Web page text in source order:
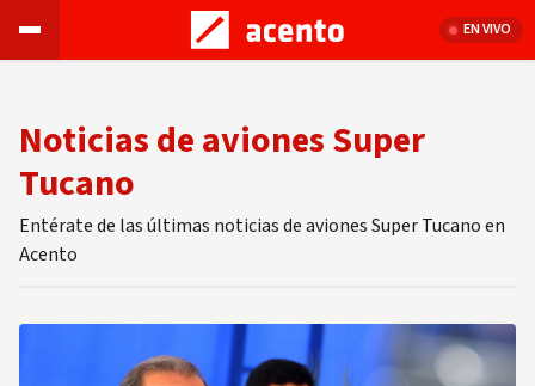
EN VIVO
Noticias de aviones Super
Tucano
Entérate de las últimas noticias de aviones Super Tucano en
Acento